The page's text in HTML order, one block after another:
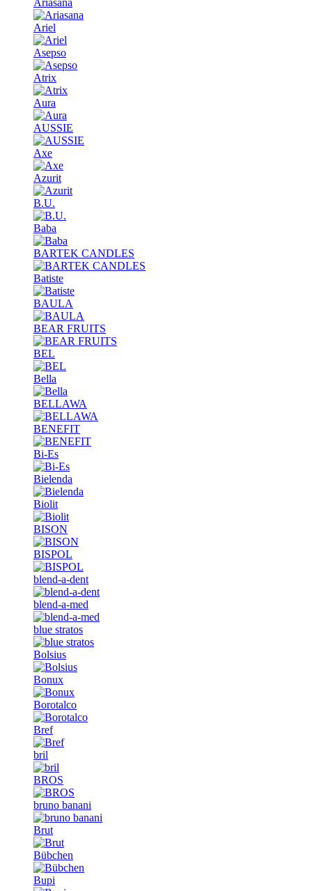
Ariasana
Ariel
Asepso
Atrix
Aura
AUSSIE
Axe
Azurit
B.U.
Baba
BARTEK CANDLES
Batiste
BAULA
BEAR FRUITS
BEL
Bella
BELLAWA
BENEFIT
Bi-Es
Bielenda
Biolit
BISON
BISPOL
blend-a-dent
blend-a-med
blue stratos
Bolsius
Bonux
Borotalco
Bref
bril
BROS
bruno banani
Brut
Bübchen
Bupi